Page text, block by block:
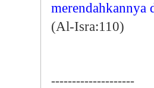
merendahkannya
(Al-Isra:110)
--------------------